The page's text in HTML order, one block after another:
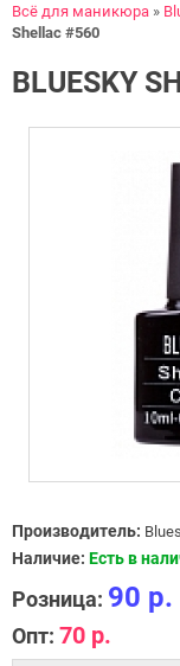
Всё для маникюра
Shellac #560
BLUESKY
Производитель:
Наличие: Есть в
Розница: 90 р.
Опт: 70 р.